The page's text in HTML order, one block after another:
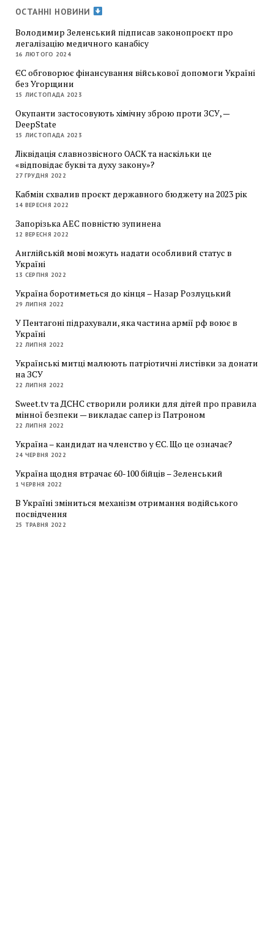
ОСТАННІ НОВИНИ
Володимир Зеленський підписав законопроєкт про
легалізацію медичного канабісу
16 ЛЮТОГО 2024
ЄС обговорює фінансування військової допомоги Україні
без Угорщини
15 ЛИСТОПАДА 2023
Окупанти застосовують хімічну зброю проти ЗСУ, —
DeepState
15 ЛИСТОПАДА 2023
Ліквідація славнозвісного ОАСК та наскільки це
«відповідає букві та духу закону»?
27 ГРУДНЯ 2022
Кабмін схвалив проєкт державного бюджету на 2023 рік
14 ВЕРЕСНЯ 2022
Запорізька АЕС повністю зупинена
12 ВЕРЕСНЯ 2022
Англійській мові можуть надати особливий статус в
Україні
13 СЕРПНЯ 2022
Україна боротиметься до кінця – Назар Розлуцький
29 ЛИПНЯ 2022
У Пентагоні підрахували, яка частина армії рф воює в
Україні
22 ЛИПНЯ 2022
Українські митці малюють патріотичні листівки за донати
на ЗСУ
22 ЛИПНЯ 2022
Sweet.tv та ДСНС створили ролики для дітей про правила
мінної безпеки — викладає сапер із Патроном
22 ЛИПНЯ 2022
Україна – кандидат на членство у ЄС. Що це означає?
24 ЧЕРВНЯ 2022
Україна щодня втрачає 60-100 бійців – Зеленський
1 ЧЕРВНЯ 2022
В Україні зміниться механізм отримання водійського
посвідчення
25 ТРАВНЯ 2022